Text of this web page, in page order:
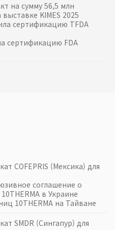
на сумму 56,5 млн
KIMES 2025
сертификацию TFDA
сертификацию FDA
COFEPRIS (Мексика) для
соглашение о
в Украине
10THERMA на Тайване
SMDR (Сингапур) для